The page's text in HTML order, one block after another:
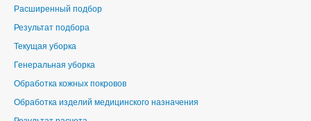
Расширенный подбор
Результат подбора
Текущая уборка
Генеральная уборка
Обработка кожных покровов
Обработка изделий медицинского назначения